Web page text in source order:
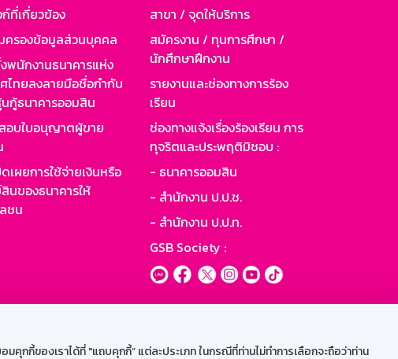
กกี้ของเราได้ที่ "แถบคุกกี้” แต่ละประเภท ในกรณีที่ท่านไม่ทำการเลือกจะถือว่าท่าน
ก์ที่เกี่ยวข้อง
ครองข้อมูลส่วนบุคคล
พนักงานธนาคารแห่ง
ศไทยลงลายมือชื่อกำกับ
นกู้ธนาคารออมสิน
อบใบอนุญาตผู้ขาย
เผยการใช้จ่ายเงินหรือ
นของธนาคารให้
ชน
สาขา / จุดให้บริการ
สมัครงาน / ทุนการศึกษา /
นักศึกษาฝึกงาน
รายงานและช่องทางการร้อง
เรียน
ช่องทางแจ้งเรื่องร้องเรียน การ
ทุจริตและประพฤติมิชอบ :
- ธนาคารออมสิน
- สำนักงาน ป.ป.ช.
- สำนักงาน ป.ป.ท.
GSB Society :